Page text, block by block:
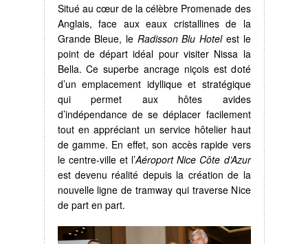
Situé au cœur de la célèbre Promenade des
Anglais, face aux eaux cristallines de la
Grande Bleue, le Radisson Blu Hotelest le
point de départ idéal pour visiter Nissa la
Bella. Ce superbe ancrage niçois est doté
d’un emplacement idyllique et stratégique
qui permet aux hôtes avides
d’indépendance de se déplacer facilement
tout en appréciant un service hôtelier haut
de gamme. En effet, son accès rapide vers
le centre-ville et l’Aéroport Nice Côte d’Azur
est devenu réalité depuis la création de la
nouvelle ligne de tramway qui traverse Nice
de part en part.